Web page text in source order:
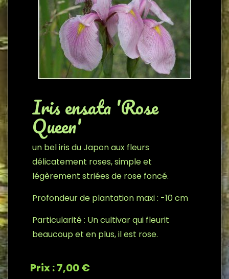
Iris ensata 'Rose
Queen'
un bel iris du Japon aux fleurs
délicatement roses, simple et
légèrement striées de rose foncé.
Profondeur de plantation maxi : -10 cm
Particularité : Un cultivar qui fleurit
beaucoup et en plus, il est rose.
Prix : 7,00 €